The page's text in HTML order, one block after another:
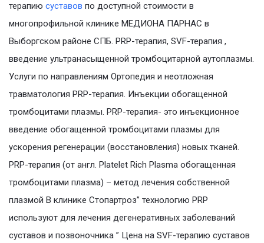
терапию суставов по доступной стоимости в
многопрофильной клинике МЕДИОНА ПАРНАС в
Выборгском районе СПБ. PRP-терапия, SVF-терапия ,
введение ультранасыщенной тромбоцитарной аутоплазмы.
Услуги по направлениям Ортопедия и неотложная
травматология PRP-терапия. Инъекции обогащенной
тромбоцитами плазмы. PRP-терапия- это инъекционное
введение обогащенной тромбоцитами плазмы для
ускорения регенерации (восстановления) новых тканей.
PRP-терапия (от англ. Platelet Rich Plasma обогащенная
тромбоцитами плазма) – метод лечения собственной
плазмой В клинике Стопартроз” технологию PRP
используют для лечения дегенеративных заболеваний
суставов и позвоночника ” Цена на SVF-терапию суставов